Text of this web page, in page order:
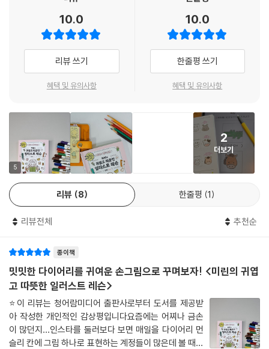
생물부터 계절감 넘치는 소품, 취미와 관련된 144가지의 다채로운 일러스
트를 그리는 법을 배우고, 5장 ‘실전편’에서는 이를 일상에 어떻게 활용하
는지 소개합니다. 2~3가지 펜으로 먼슬리 다이어리를 예쁘게 꾸미는 방
법부터, 마음을 전하는 메시지 카드, 포스트잇 장식까지 배운 그림을 10
0% 활용할 수 있는 센스 있는 꿀팁이 가득합니다.
10.0
리뷰 쓰기
혜택 및 유의사항
10.0
한줄평 쓰기
혜택 및 유의사항
5
2
더보기
리뷰 8 한줄평 1
리뷰전체 추천순
종이책
밋밋한 다이어리를 귀여운 손그림으로 꾸며보자! <미린의 귀엽
고 따뜻한 일러스트 레슨>
⭐️이 리뷰는 청어람미디어 출판사로부터 도서를 제공받
아 작성한 개인적인 감상평입니다요즘에는 어찌나 금손
이 많던지…인스타를 둘러보다 보면 매일을 다이어리 먼
슬리 칸에 그림 하나로 표현하는 계정들이 많은데 볼 때마